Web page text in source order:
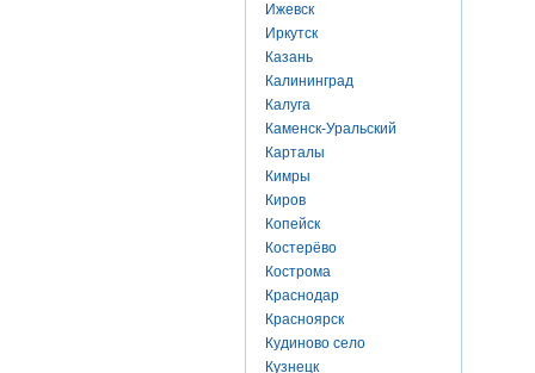
Ижевск
Иркутск
Казань
Калининград
Калуга
Каменск-Уральский
Карталы
Кимры
Киров
Копейск
Костерёво
Кострома
Краснодар
Красноярск
Кудиново село
Кузнецк